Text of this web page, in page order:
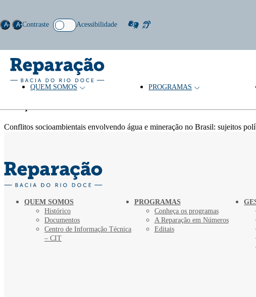
QUEM SOMOS PROGRAMAS
Acessibilidade
A- A+Contraste
Conflitos socioambientais envolvendo água e mineração no Brasil: sujeitos
QUEM SOMOS
Histórico
Documentos
Centro de Informação Técnica
– CIT
PROGRAMAS
Conheça os programas
A Reparação em Números
Editais